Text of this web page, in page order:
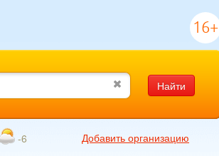
16+
Найти
-6
Добавить организацию